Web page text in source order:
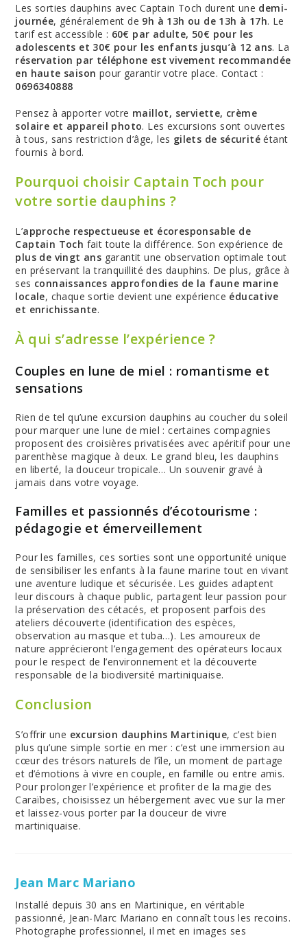
Les sorties dauphins avec Captain Toch durent une demi-
journée, généralement de 9h à 13h ou de 13h à 17h. Le
tarif est accessible : 60€ par adulte, 50€ pour les
adolescents et 30€ pour les enfants jusqu’à 12 ans. La
réservation par téléphone est vivement recommandée
en haute saison pour garantir votre place. Contact :
0696340888
Pensez à apporter votre maillot, serviette, crème
solaire et appareil photo. Les excursions sont ouvertes
à tous, sans restriction d’âge, les gilets de sécurité étant
fournis à bord.
Pourquoi choisir Captain Toch pour
votre sortie dauphins ?
L’approche respectueuse et écoresponsable de
Captain Toch fait toute la différence. Son expérience de
plus de vingt ans garantit une observation optimale tout
en préservant la tranquillité des dauphins. De plus, grâce à
ses connaissances approfondies de la faune marine
locale, chaque sortie devient une expérience éducative
et enrichissante.
À qui s’adresse l’expérience ?
Couples en lune de miel : romantisme et
sensations
Rien de tel qu’une excursion dauphins au coucher du soleil
pour marquer une lune de miel : certaines compagnies
proposent des croisières privatisées avec apéritif pour une
parenthèse magique à deux. Le grand bleu, les dauphins
en liberté, la douceur tropicale… Un souvenir gravé à
jamais dans votre voyage.
Familles et passionnés d’écotourisme :
pédagogie et émerveillement
Pour les familles, ces sorties sont une opportunité unique
de sensibiliser les enfants à la faune marine tout en vivant
une aventure ludique et sécurisée. Les guides adaptent
leur discours à chaque public, partagent leur passion pour
la préservation des cétacés, et proposent parfois des
ateliers découverte (identification des espèces,
observation au masque et tuba…). Les amoureux de
nature apprécieront l’engagement des opérateurs locaux
pour le respect de l’environnement et la découverte
responsable de la biodiversité martiniquaise.
Conclusion
S’offrir une excursion dauphins Martinique, c’est bien
plus qu’une simple sortie en mer : c’est une immersion au
cœur des trésors naturels de l’île, un moment de partage
et d’émotions à vivre en couple, en famille ou entre amis.
Pour prolonger l’expérience et profiter de la magie des
Caraïbes, choisissez un hébergement avec vue sur la mer
et laissez-vous porter par la douceur de vivre
martiniquaise.
Jean Marc Mariano
Installé depuis 30 ans en Martinique, en véritable
passionné, Jean-Marc Mariano en connaît tous les recoins.
Photographe professionnel, il met en images ses